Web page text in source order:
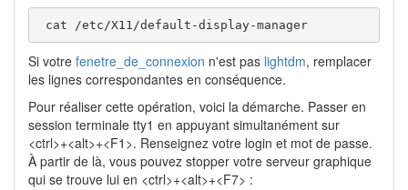
cat /etc/X11/default-display-manager
Si votre fenetre_de_connexion n'est pas lightdm, remplacer
les lignes correspondantes en conséquence.
Pour réaliser cette opération, voici la démarche. Passer en
session terminale tty1 en appuyant simultanément sur
<ctrl>+<alt>+<F1>. Renseignez votre login et mot de passe.
À partir de là, vous pouvez stopper votre serveur graphique
qui se trouve lui en <ctrl>+<alt>+<F7> :